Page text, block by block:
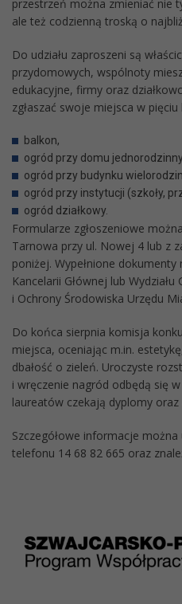
przestrzeń można zmieniać nie
ale też codzienną troską o
Do udziału zaproszeni są
przydomowych, wspólnoty
edukacyjne, firmy oraz
zgłaszać swoje miejsca w
balkon,
ogród przy domu
ogród przy budynku
ogród przy instytucji (szkoły,
ogród działkowy.
Formularze zgłoszeniowe
Tarnowa przy ul. Nowej 4 lub z
poniżej. Wypełnione
Kancelarii Głównej lub
i Ochrony Środowiska Urzędu
Do końca sierpnia komisja
miejsca, oceniając m.in.
dbałość o zieleń. Uroczyste
i wręczenie nagród odbędą się
laureatów czekają dyplomy
Szczegółowe informacje
telefonu 14 68 82 665 oraz